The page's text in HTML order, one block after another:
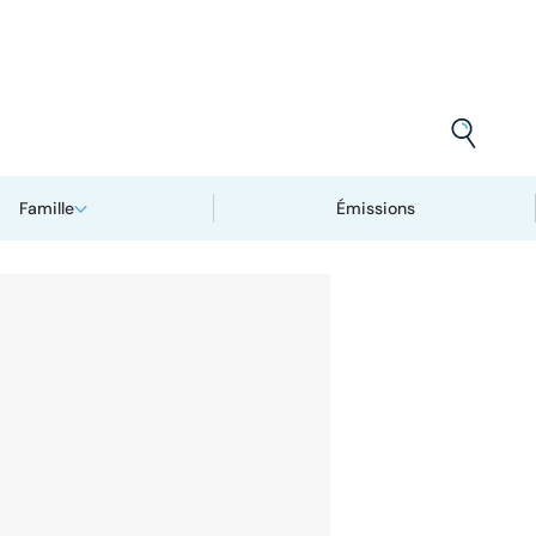
Famille Émissions